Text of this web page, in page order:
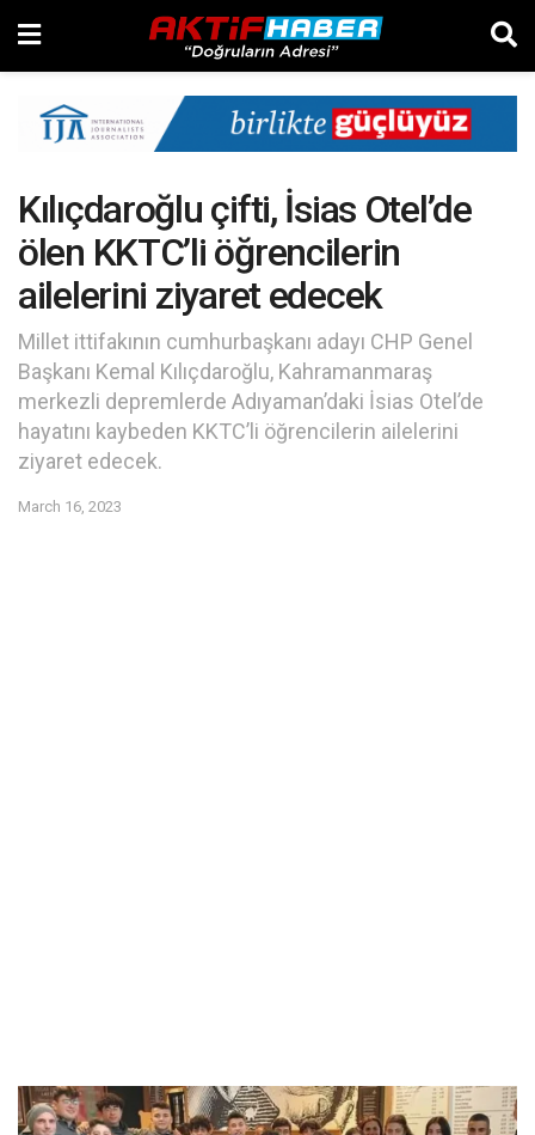
Kılıçdaroğlu çifti, İsias Otel’de
ölen KKTC’li öğrencilerin
ailelerini ziyaret edecek
Millet ittifakının cumhurbaşkanı adayı CHP Genel
Başkanı Kemal Kılıçdaroğlu, Kahramanmaraş
merkezli depremlerde Adıyaman’daki İsias Otel’de
hayatını kaybeden KKTC’li öğrencilerin ailelerini
ziyaret edecek.
March 16, 2023